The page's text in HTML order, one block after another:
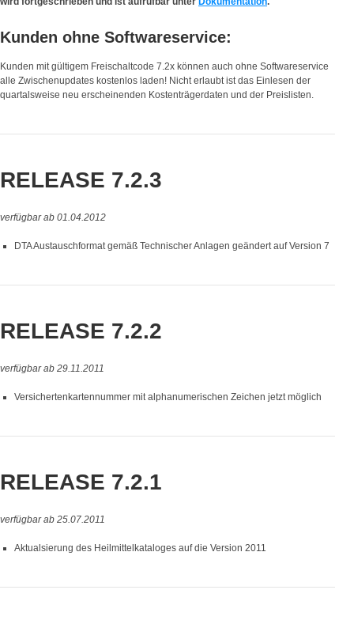
Kunden ohne Softwareservice:
Kunden mit gültigem Freischaltcode 7.2x können auch ohne Softwareservice
alle Zwischenupdates kostenlos laden! Nicht erlaubt ist das Einlesen der
quartalsweise neu erscheinenden Kostenträgerdaten und der Preislisten.
RELEASE 7.2.3
verfügbar ab 01.04.2012
DTA Austauschformat gemäß Technischer Anlagen geändert auf Version 7
RELEASE 7.2.2
verfügbar ab 29.11.2011
Versichertenkartennummer mit alphanumerischen Zeichen jetzt möglich
RELEASE 7.2.1
verfügbar ab 25.07.2011
Aktualsierung des Heilmittelkataloges auf die Version 2011